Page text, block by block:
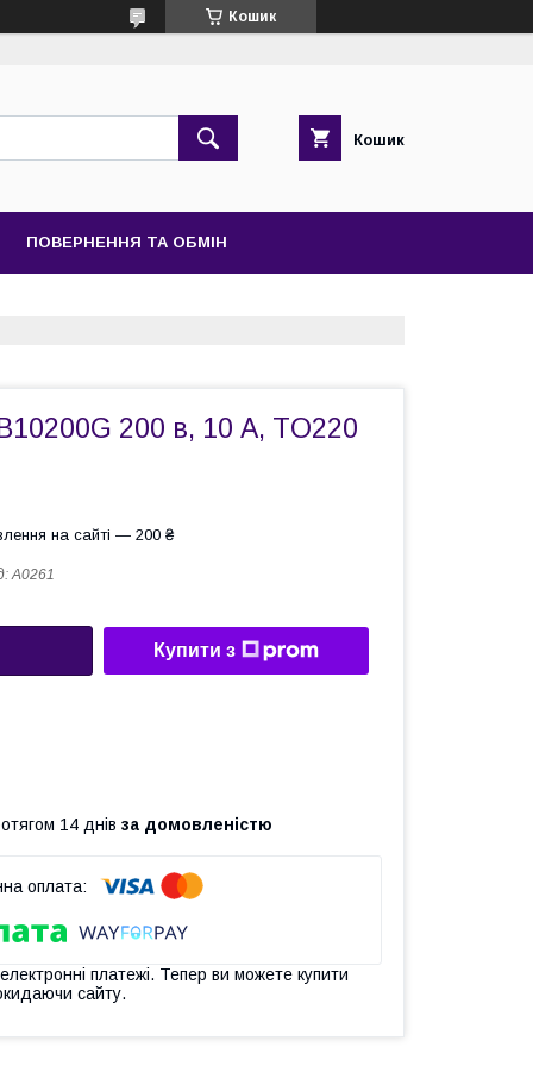
Кошик
Кошик
ПОВЕРНЕННЯ ТА ОБМІН
200 в, 10 А, TO220
на сайті — 200 ₴
A0261
Купити з
14 днів за домовленістю
платежі. Тепер ви можете купити
сайту.